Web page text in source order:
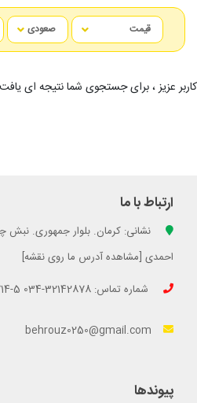
کاربر عزیز ، برای جستجوی شما نتیجه ای
ارتباط با ما
نشانی: کرمان. بلوار جمهوری. نبش
احمدی [مشاهده آدرس ما روی نقشه]
شماره تماس: 32142878-034 5-09133396714
behrouz0250@gmail.com
پیوندها